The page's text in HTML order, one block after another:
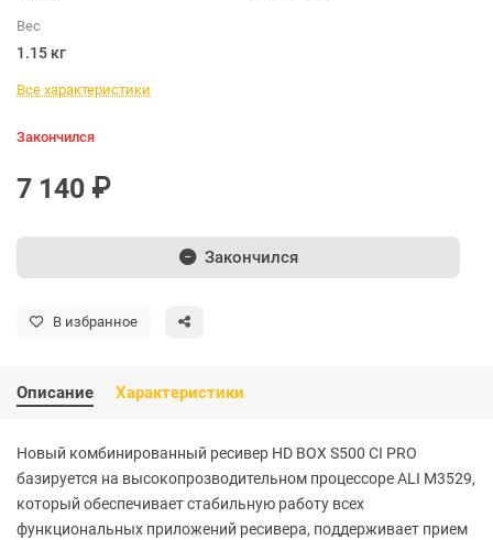
Вес
1.15 кг
Все характеристики
Закончился
7 140 ₽
Закончился
В избранное
Описание Характеристики
Новый комбинированный ресивер HD BOX S500 CI PRO
базируется на высокопрозводительном процессоре ALI M3529,
который обеспечивает стабильную работу всех
функциональных приложений ресивера, поддерживает прием